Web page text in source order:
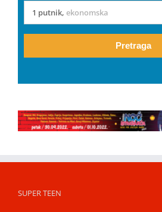
1 putnik, ekonomska
Pretraga
SUPER TEEN